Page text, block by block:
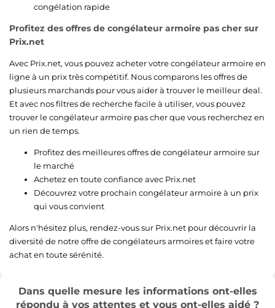
congélation rapide
Profitez des offres de congélateur armoire pas cher sur
Prix.net
Avec Prix.net, vous pouvez acheter votre congélateur armoire en
ligne à un prix très compétitif. Nous comparons les offres de
plusieurs marchands pour vous aider à trouver le meilleur deal.
Et avec nos filtres de recherche facile à utiliser, vous pouvez
trouver le congélateur armoire pas cher que vous recherchez en
un rien de temps.
Profitez des meilleures offres de congélateur armoire sur
le marché
Achetez en toute confiance avec Prix.net
Découvrez votre prochain congélateur armoire à un prix
qui vous convient
Alors n'hésitez plus, rendez-vous sur Prix.net pour découvrir la
diversité de notre offre de congélateurs armoires et faire votre
achat en toute sérénité.
Dans quelle mesure les informations ont-elles
répondu à vos attentes et vous ont-elles aidé ?